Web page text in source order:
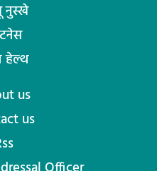
नुस्खे
हेल्थ
us
us